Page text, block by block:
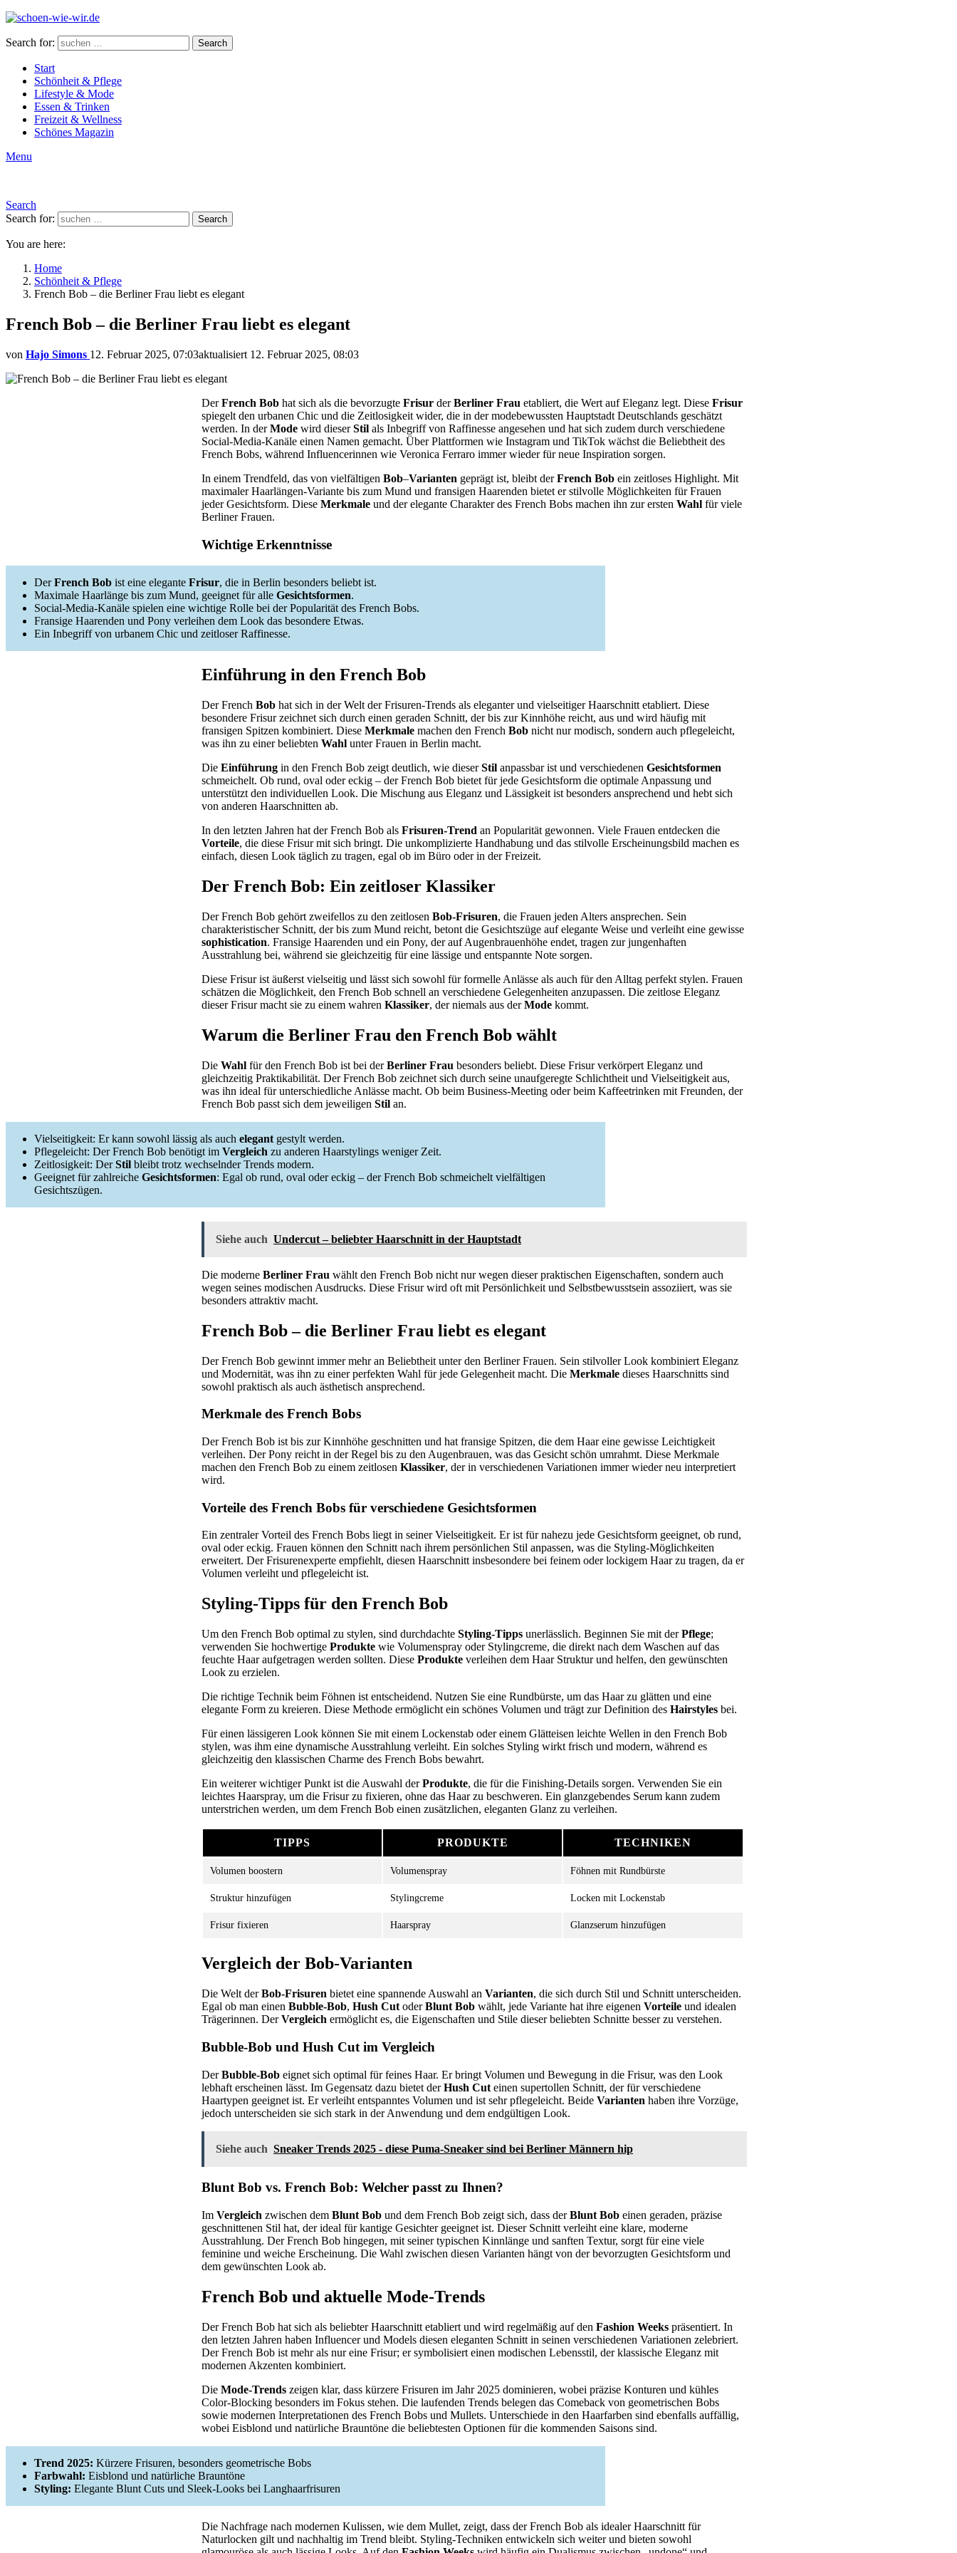
Search for: Search
Start
Schönheit & Pflege
Lifestyle & Mode
Essen & Trinken
Freizeit & Wellness
Schönes Magazin
Menu
Search
Search for:
Search
You are here:
Home
Schönheit & Pflege
French Bob – die Berliner Frau liebt es elegant
French Bob – die Berliner Frau liebt es elegant
von Hajo Simons 12. Februar 2025, 07:03aktualisiert 12. Februar 2025, 08:03
DerFrench Bob hat sich als die bevorzugte Frisur derBerliner Frau etabliert, die Wert auf Eleganz legt. Diese Frisur
spiegelt den urbanen Chic und die Zeitlosigkeit wider, die in der modebewussten Hauptstadt Deutschlands geschätzt
werden. In derMode wird dieserStil als Inbegriff von Raffinesse angesehen und hat sich zudem durch verschiedene
Social-Media-Kanäle einen Namen gemacht. Über Plattformen wie Instagram und TikTok wächst die Beliebtheit des
French Bobs, während Influencerinnen wie Veronica Ferraro immer wieder für neue Inspiration sorgen.
In einem Trendfeld, das von vielfältigen Bob–Varianten geprägt ist, bleibt derFrench Bob ein zeitloses Highlight. Mit
maximaler Haarlängen-Variante bis zum Mund und fransigen Haarenden bietet er stilvolle Möglichkeiten für Frauen
jeder Gesichtsform. Diese Merkmale und der elegante Charakter des French Bobs machen ihn zur ersten Wahl für viele
Berliner Frauen.
Wichtige Erkenntnisse
DerFrench Bob ist eine elegante Frisur, die in Berlin besonders beliebt ist.
Maximale Haarlänge bis zum Mund, geeignet für alle Gesichtsformen.
Social-Media-Kanäle spielen eine wichtige Rolle bei der Popularität des French Bobs.
Fransige Haarenden und Pony verleihen dem Look das besondere Etwas.
Ein Inbegriff von urbanem Chic und zeitloser Raffinesse.
Einführung in den French Bob
Der French Bob hat sich in der Welt der Frisuren-Trends als eleganter und vielseitiger Haarschnitt etabliert. Diese
besondere Frisur zeichnet sich durch einen geraden Schnitt, der bis zur Kinnhöhe reicht, aus und wird häufig mit
fransigen Spitzen kombiniert. Diese Merkmale machen den French Bob nicht nur modisch, sondern auch pflegeleicht,
was ihn zu einer beliebten Wahl unter Frauen in Berlin macht.
Die Einführung in den French Bob zeigt deutlich, wie dieserStil anpassbar ist und verschiedenen Gesichtsformen
schmeichelt. Ob rund, oval oder eckig – der French Bob bietet für jede Gesichtsform die optimale Anpassung und
unterstützt den individuellen Look. Die Mischung aus Eleganz und Lässigkeit ist besonders ansprechend und hebt sich
von anderen Haarschnitten ab.
In den letzten Jahren hat der French Bob als Frisuren-Trend an Popularität gewonnen. Viele Frauen entdecken die
Vorteile, die diese Frisur mit sich bringt. Die unkomplizierte Handhabung und das stilvolle Erscheinungsbild machen es
einfach, diesen Look täglich zu tragen, egal ob im Büro oder in der Freizeit.
Der French Bob: Ein zeitloser Klassiker
Der French Bob gehört zweifellos zu den zeitlosen Bob-Frisuren, die Frauen jeden Alters ansprechen. Sein
charakteristischer Schnitt, der bis zum Mund reicht, betont die Gesichtszüge auf elegante Weise und verleiht eine gewisse
sophistication. Fransige Haarenden und ein Pony, der auf Augenbrauenhöhe endet, tragen zur jungenhaften
Ausstrahlung bei, während sie gleichzeitig für eine lässige und entspannte Note sorgen.
Diese Frisur ist äußerst vielseitig und lässt sich sowohl für formelle Anlässe als auch für den Alltag perfekt stylen. Frauen
schätzen die Möglichkeit, den French Bob schnell an verschiedene Gelegenheiten anzupassen. Die zeitlose Eleganz
dieser Frisur macht sie zu einem wahren Klassiker, der niemals aus derMode kommt.
Warum die Berliner Frau den French Bob wählt
Die Wahl für den French Bob ist bei derBerliner Frau besonders beliebt. Diese Frisur verkörpert Eleganz und
gleichzeitig Praktikabilität. Der French Bob zeichnet sich durch seine unaufgeregte Schlichtheit und Vielseitigkeit aus,
was ihn ideal für unterschiedliche Anlässe macht. Ob beim Business-Meeting oder beim Kaffeetrinken mit Freunden, der
French Bob passt sich dem jeweiligen Stil an.
Vielseitigkeit: Er kann sowohl lässig als auch elegant gestylt werden.
Pflegeleicht: Der French Bob benötigt im Vergleich zu anderen Haarstylings weniger Zeit.
Zeitlosigkeit: DerStil bleibt trotz wechselnder Trends modern.
Geeignet für zahlreiche Gesichtsformen: Egal ob rund, oval oder eckig – der French Bob schmeichelt vielfältigen
Gesichtszügen.
Siehe auch Undercut – beliebter Haarschnitt in der Hauptstadt
Die moderne Berliner Frau wählt den French Bob nicht nur wegen dieser praktischen Eigenschaften, sondern auch
wegen seines modischen Ausdrucks. Diese Frisur wird oft mit Persönlichkeit und Selbstbewusstsein assoziiert, was sie
besonders attraktiv macht.
French Bob – die Berliner Frau liebt es elegant
Der French Bob gewinnt immer mehr an Beliebtheit unter den Berliner Frauen. Sein stilvoller Look kombiniert Eleganz
und Modernität, was ihn zu einer perfekten Wahl für jede Gelegenheit macht. Die Merkmale dieses Haarschnitts sind
sowohl praktisch als auch ästhetisch ansprechend.
Merkmale des French Bobs
Der French Bob ist bis zur Kinnhöhe geschnitten und hat fransige Spitzen, die dem Haar eine gewisse Leichtigkeit
verleihen. Der Pony reicht in der Regel bis zu den Augenbrauen, was das Gesicht schön umrahmt. Diese Merkmale
machen den French Bob zu einem zeitlosen Klassiker, der in verschiedenen Variationen immer wieder neu interpretiert
wird.
Vorteile des French Bobs für verschiedene Gesichtsformen
Ein zentraler Vorteil des French Bobs liegt in seiner Vielseitigkeit. Er ist für nahezu jede Gesichtsform geeignet, ob rund,
oval oder eckig. Frauen können den Schnitt nach ihrem persönlichen Stil anpassen, was die Styling-Möglichkeiten
erweitert. Der Frisurenexperte empfiehlt, diesen Haarschnitt insbesondere bei feinem oder lockigem Haar zu tragen, da er
Volumen verleiht und pflegeleicht ist.
Styling-Tipps für den French Bob
Um den French Bob optimal zu stylen, sind durchdachte Styling-Tipps unerlässlich. Beginnen Sie mit derPflege;
verwenden Sie hochwertige Produkte wie Volumenspray oder Stylingcreme, die direkt nach dem Waschen auf das
feuchte Haar aufgetragen werden sollten. Diese Produkte verleihen dem Haar Struktur und helfen, den gewünschten
Look zu erzielen.
Die richtige Technik beim Föhnen ist entscheidend. Nutzen Sie eine Rundbürste, um das Haar zu glätten und eine
elegante Form zu kreieren. Diese Methode ermöglicht ein schönes Volumen und trägt zur Definition des Hairstyles bei.
Für einen lässigeren Look können Sie mit einem Lockenstab oder einem Glätteisen leichte Wellen in den French Bob
stylen, was ihm eine dynamische Ausstrahlung verleiht. Ein solches Styling wirkt frisch und modern, während es
gleichzeitig den klassischen Charme des French Bobs bewahrt.
Ein weiterer wichtiger Punkt ist die Auswahl derProdukte, die für die Finishing-Details sorgen. Verwenden Sie ein
leichtes Haarspray, um die Frisur zu fixieren, ohne das Haar zu beschweren. Ein glanzgebendes Serum kann zudem
unterstrichen werden, um dem French Bob einen zusätzlichen, eleganten Glanz zu verleihen.
TIPPS PRODUKTE TECHNIKEN
Volumen boostern Volumenspray Föhnen mit Rundbürste
Struktur hinzufügen Stylingcreme Locken mit Lockenstab
Frisur fixieren Haarspray Glanzserum hinzufügen
Vergleich der Bob-Varianten
Die Welt derBob-Frisuren bietet eine spannende Auswahl an Varianten, die sich durch Stil und Schnitt unterscheiden.
Egal ob man einen Bubble-Bob, Hush Cut oderBlunt Bob wählt, jede Variante hat ihre eigenen Vorteile und idealen
Trägerinnen. DerVergleich ermöglicht es, die Eigenschaften und Stile dieser beliebten Schnitte besser zu verstehen.
Bubble-Bob und Hush Cut im Vergleich
DerBubble-Bob eignet sich optimal für feines Haar. Er bringt Volumen und Bewegung in die Frisur, was den Look
lebhaft erscheinen lässt. Im Gegensatz dazu bietet derHush Cut einen supertollen Schnitt, der für verschiedene
Haartypen geeignet ist. Er verleiht entspanntes Volumen und ist sehr pflegeleicht. Beide Varianten haben ihre Vorzüge,
jedoch unterscheiden sie sich stark in der Anwendung und dem endgültigen Look.
Siehe auch Sneaker Trends 2025 - diese Puma-Sneaker sind bei Berliner Männern hip
Blunt Bob vs. French Bob: Welcher passt zu Ihnen?
Im Vergleich zwischen dem Blunt Bob und dem French Bob zeigt sich, dass derBlunt Bob einen geraden, präzise
geschnittenen Stil hat, der ideal für kantige Gesichter geeignet ist. Dieser Schnitt verleiht eine klare, moderne
Ausstrahlung. Der French Bob hingegen, mit seiner typischen Kinnlänge und sanften Textur, sorgt für eine viele
feminine und weiche Erscheinung. Die Wahl zwischen diesen Varianten hängt von der bevorzugten Gesichtsform und
dem gewünschten Look ab.
French Bob und aktuelle Mode-Trends
Der French Bob hat sich als beliebter Haarschnitt etabliert und wird regelmäßig auf den Fashion Weeks präsentiert. In
den letzten Jahren haben Influencer und Models diesen eleganten Schnitt in seinen verschiedenen Variationen zelebriert.
Der French Bob ist mehr als nur eine Frisur; er symbolisiert einen modischen Lebensstil, der klassische Eleganz mit
modernen Akzenten kombiniert.
Die Mode-Trends zeigen klar, dass kürzere Frisuren im Jahr 2025 dominieren, wobei präzise Konturen und kühles
Color-Blocking besonders im Fokus stehen. Die laufenden Trends belegen das Comeback von geometrischen Bobs
sowie modernen Interpretationen des French Bobs und Mullets. Unterschiede in den Haarfarben sind ebenfalls auffällig,
wobei Eisblond und natürliche Brauntöne die beliebtesten Optionen für die kommenden Saisons sind.
Trend 2025: Kürzere Frisuren, besonders geometrische Bobs
Farbwahl: Eisblond und natürliche Brauntöne
Styling: Elegante Blunt Cuts und Sleek-Looks bei Langhaarfrisuren
Die Nachfrage nach modernen Kulissen, wie dem Mullet, zeigt, dass der French Bob als idealer Haarschnitt für
Naturlocken gilt und nachhaltig im Trend bleibt. Styling-Techniken entwickeln sich weiter und bieten sowohl